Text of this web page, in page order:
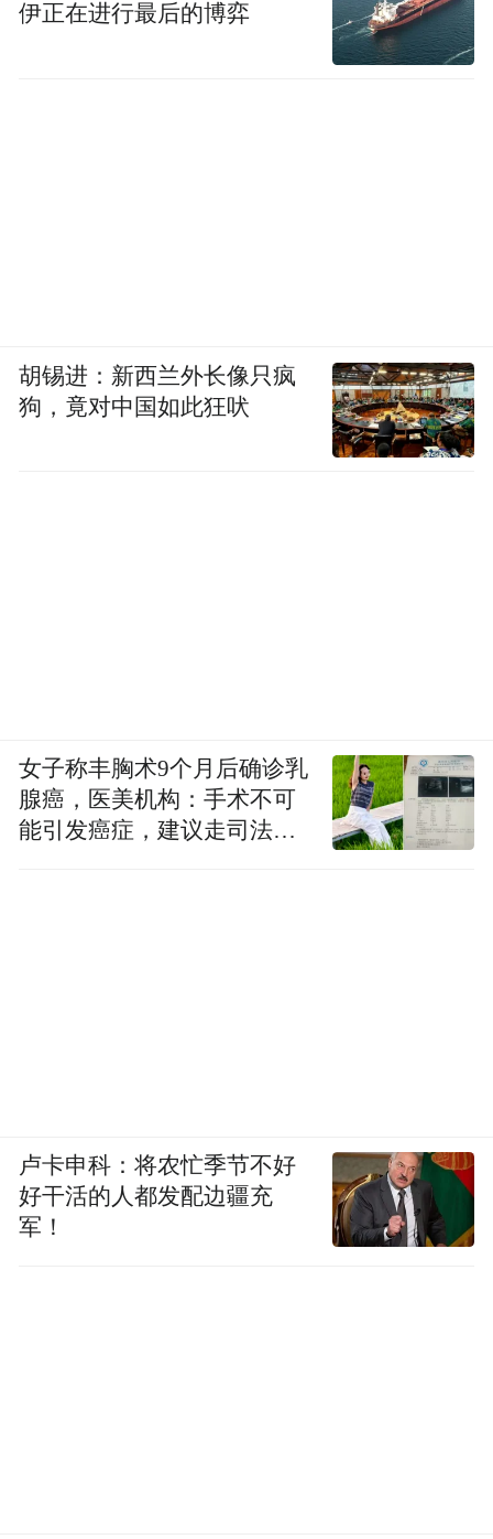
伊正在进行最后的博弈
胡锡进：新西兰外长像只疯
狗，竟对中国如此狂吠
女子称丰胸术9个月后确诊乳
腺癌，医美机构：手术不可
能引发癌症，建议走司法途
卢卡申科：将农忙季节不好
好干活的人都发配边疆充
军！